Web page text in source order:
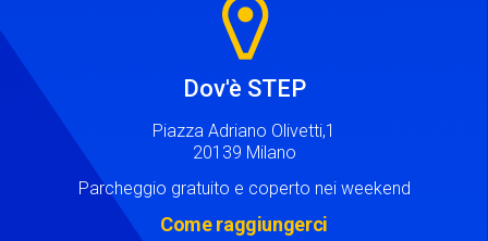
Dov'è STEP
Piazza Adriano Olivetti,1
20139 Milano
Parcheggio gratuito e coperto nei weekend
Come raggiungerci